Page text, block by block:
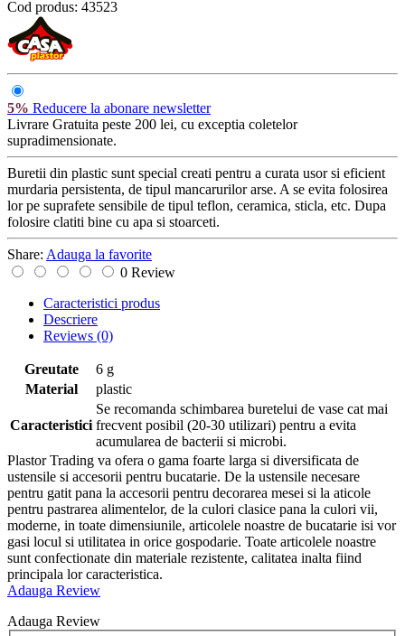
Cod produs: 43523
5% Reducere la abonare newsletter
Livrare Gratuita peste 200 lei, cu exceptia coletelor
supradimensionate.
Buretii din plastic sunt special creati pentru a curata usor si eficient
murdaria persistenta, de tipul mancarurilor arse. A se evita folosirea
lor pe suprafete sensibile de tipul teflon, ceramica, sticla, etc. Dupa
folosire clatiti bine cu apa si stoarceti.
Share: Adauga la favorite
0 Review
Caracteristici produs
Descriere
Reviews (0)
Greutate
6 g
Material
plastic
Caracteristici
Se recomanda schimbarea buretelui de vase cat mai
frecvent posibil (20-30 utilizari) pentru a evita
acumularea de bacterii si microbi.
Plastor Trading va ofera o gama foarte larga si diversificata de
ustensile si accesorii pentru bucatarie. De la ustensile necesare
pentru gatit pana la accesorii pentru decorarea mesei si la aticole
pentru pastrarea alimentelor, de la culori clasice pana la culori vii,
moderne, in toate dimensiunile, articolele noastre de bucatarie isi vor
gasi locul si utilitatea in orice gospodarie. Toate articolele noastre
sunt confectionate din materiale rezistente, calitatea inalta fiind
principala lor caracteristica.
Adauga Review
Adauga Review